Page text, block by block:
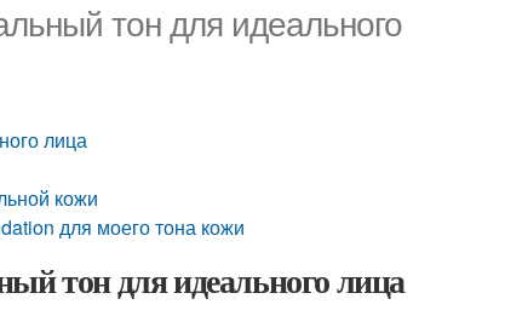
тон для идеального
лица
кожи
для моего тона кожи
тон для идеального лица